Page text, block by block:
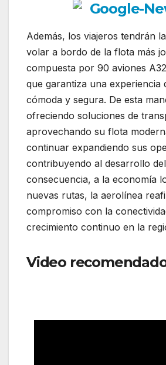
Además, los viajeros tendrán
volar a bordo de la flota más
compuesta por 90 aviones
que garantiza una experiencia
cómoda y segura. De esta
ofreciendo soluciones de
aprovechando su flota
continuar expandiendo sus
contribuyendo al desarrollo
consecuencia, a la economía
nuevas rutas, la aerolínea
compromiso con la
crecimiento continuo en la
Video